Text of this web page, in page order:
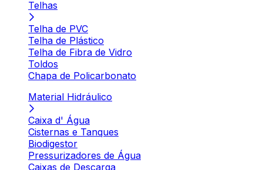
Telhas
Telha de PVC
Telha de Plástico
Telha de Fibra de Vidro
Toldos
Chapa de Policarbonato
Material Hidráulico
Caixa d' Água
Cisternas e Tanques
Biodigestor
Pressurizadores de Água
Caixas de Descarga